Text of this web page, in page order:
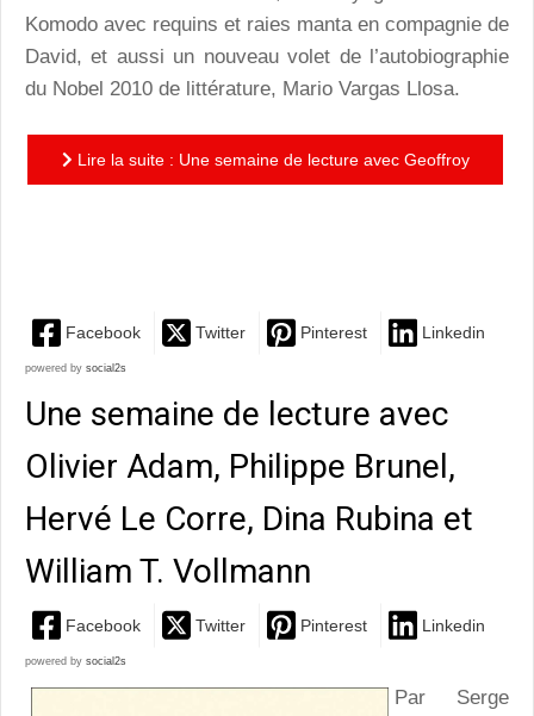
Komodo avec requins et raies manta en compagnie de
David, et aussi un nouveau volet de l’autobiographie
du Nobel 2010 de littérature, Mario Vargas Llosa.
Lire la suite : Une semaine de lecture avec Geoffroy
Facebook Twitter Pinterest Linkedin
powered by social2s
Une semaine de lecture avec
Olivier Adam, Philippe Brunel,
Hervé Le Corre, Dina Rubina et
William T. Vollmann
Facebook Twitter Pinterest Linkedin
powered by social2s
Par Serge